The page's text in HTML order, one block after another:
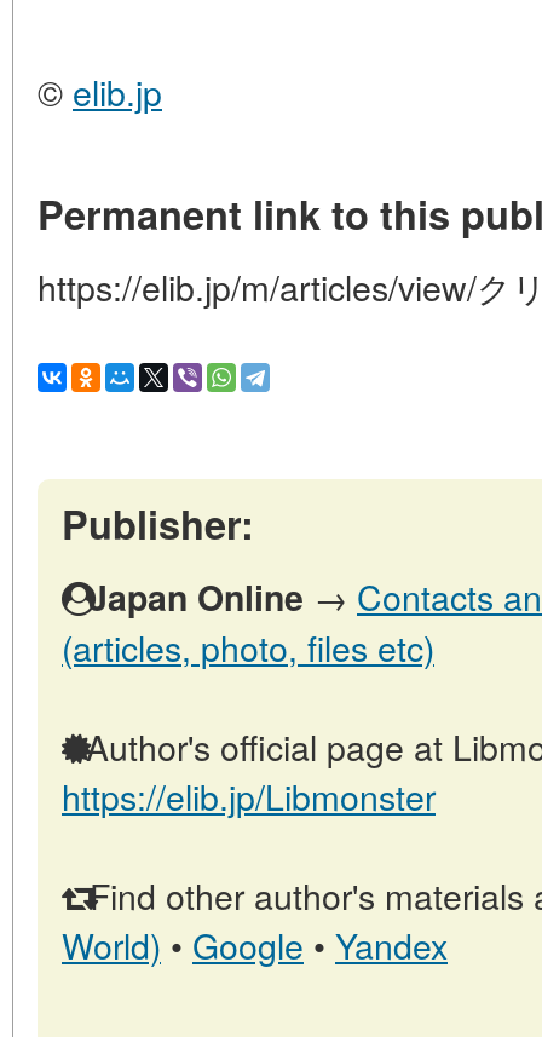
© elib.jp
Permanent link to this
https://elib.jp/m/articles/view/ク
Publisher:
Japan Online → Contacts
(articles, photo, files etc)
Author's official page at
https://elib.jp/Libmonster
Find other author's materials
World) • Google • Yandex